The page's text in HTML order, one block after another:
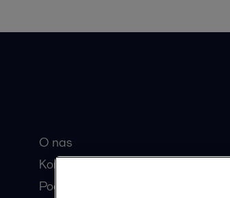
O nas
Kontakt
Pooblaščeni partnerji